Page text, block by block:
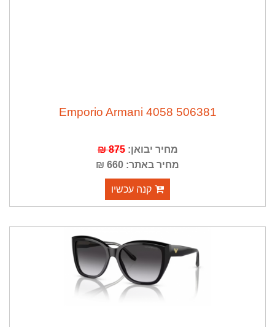
Emporio Armani 4058 506381
מחיר יבואן:875 ₪
מחיר באתר: 660 ₪
קנה עכשיו